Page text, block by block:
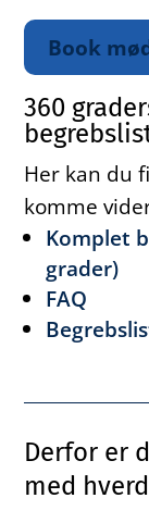
Book
360
Her kan du
komme
Komplet
grader)
FAQ
Derfor er
med